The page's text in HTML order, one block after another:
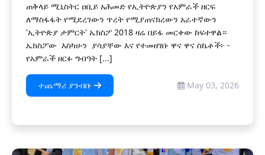
ጠቅላይ ሚኒስትር ዐቢይ አሕመድ የኢትዮጵያን የአምራች ዘርፍ
ለማስፋፋት የሚደረገውን ጥረት የሚያጠናክረውን አራተኛውን
'ኢትዮጵያ ታምርት' ኤክስፖ 2018 ዛሬ በይፋ መርቀው ከፍተዋል።
‎‎ኤክስፖው እስካሁን ያሳያቸው እና የተመዘገቡ ዋና ዋና ስኬቶች፦ ‎-
የአምራች ዘርፉ ግብዓት [...]
ተጨማሪ ያንብቡ May 03, 2026